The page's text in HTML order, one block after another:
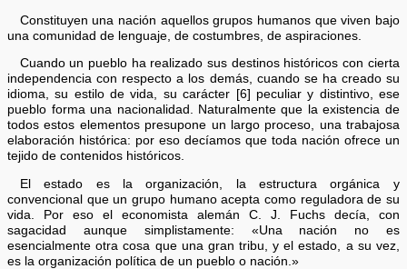
Constituyen una nación aquellos grupos humanos que viven bajo
una comunidad de lenguaje, de costumbres, de aspiraciones.
Cuando un pueblo ha realizado sus destinos históricos con cierta
independencia con respecto a los demás, cuando se ha creado su
idioma, su estilo de vida, su carácter [6] peculiar y distintivo, ese
pueblo forma una nacionalidad. Naturalmente que la existencia de
todos estos elementos presupone un largo proceso, una trabajosa
elaboración histórica: por eso decíamos que toda nación ofrece un
tejido de contenidos históricos.
El estado es la organización, la estructura orgánica y
convencional que un grupo humano acepta como reguladora de su
vida. Por eso el economista alemán C. J. Fuchs decía, con
sagacidad aunque simplistamente: «Una nación no es
esencialmente otra cosa que una gran tribu, y el estado, a su vez,
es la organización política de un pueblo o nación.»